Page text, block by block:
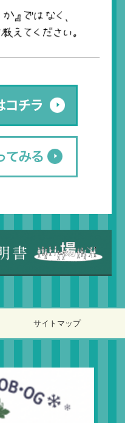
サイトマップ